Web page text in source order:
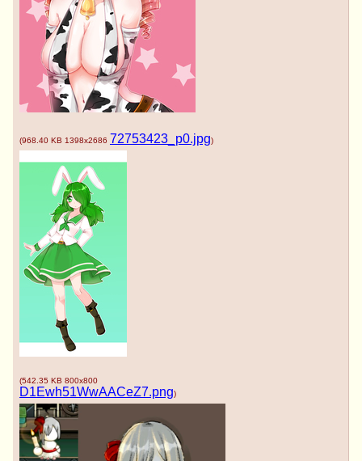
(968.40 KB 1398x2686 72753423_p0.jpg)
(542.35 KB 800x800
D1Ewh51WwAACeZ7.png)